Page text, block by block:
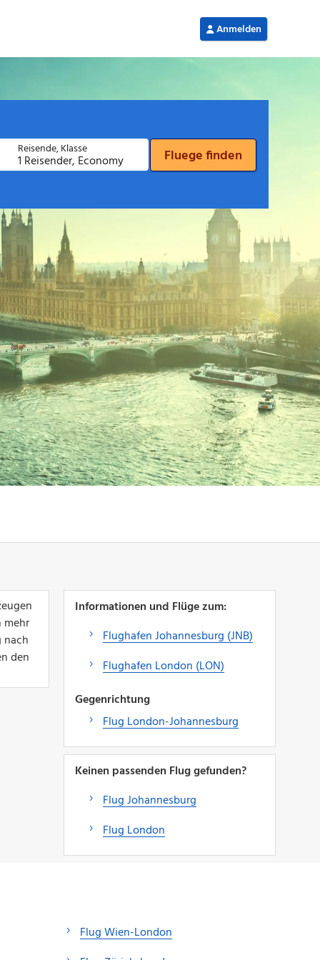
mehr
nach
den
Informationen und Flüge zum:
Flughafen Johannesburg (JNB)
Flughafen London (LON)
Gegenrichtung
Flug London-Johannesburg
Keinen passenden Flug gefunden?
Flug Johannesburg
Flug London
Flug Wien-London